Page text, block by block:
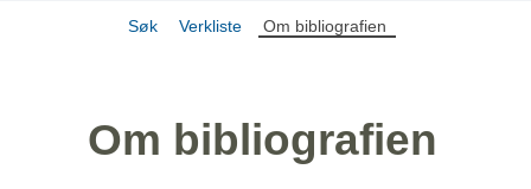
Søk Verkliste Om bibliografien
Om bibliografien